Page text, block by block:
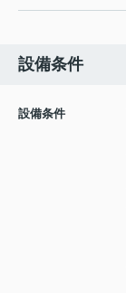
設備条件
設備条件